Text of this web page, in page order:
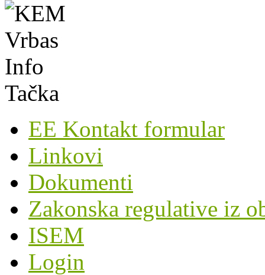
EE Kontakt formular
Linkovi
Dokumenti
Zakonska regulative iz
ISEM
Login